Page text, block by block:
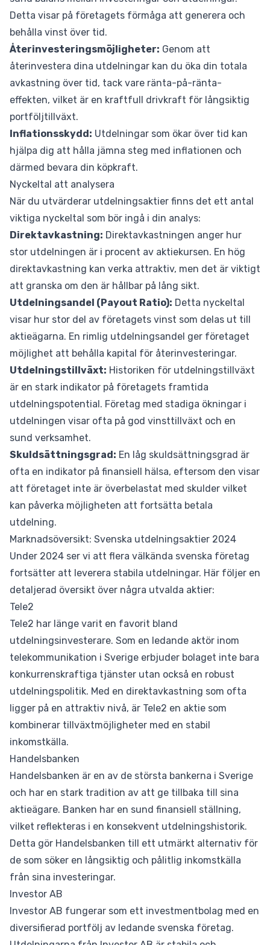
Detta visar på företagets förmåga att generera och
behålla vinst över tid.
Återinvesteringsmöjligheter: Genom att
återinvestera dina utdelningar kan du öka din totala
avkastning över tid, tack vare ränta-på-ränta-
effekten, vilket är en kraftfull drivkraft för långsiktig
portföljtillväxt.
Inflationsskydd: Utdelningar som ökar över tid kan
hjälpa dig att hålla jämna steg med inflationen och
därmed bevara din köpkraft.
Nyckeltal att analysera
När du utvärderar utdelningsaktier finns det ett antal
viktiga nyckeltal som bör ingå i din analys:
Direktavkastning: Direktavkastningen anger hur
stor utdelningen är i procent av aktiekursen. En hög
direktavkastning kan verka attraktiv, men det är viktigt
att granska om den är hållbar på lång sikt.
Utdelningsandel (Payout Ratio): Detta nyckeltal
visar hur stor del av företagets vinst som delas ut till
aktieägarna. En rimlig utdelningsandel ger företaget
möjlighet att behålla kapital för återinvesteringar.
Utdelningstillväxt: Historiken för utdelningstillväxt
är en stark indikator på företagets framtida
utdelningspotential. Företag med stadiga ökningar i
utdelningen visar ofta på god vinsttillväxt och en
sund verksamhet.
Skuldsättningsgrad: En låg skuldsättningsgrad är
ofta en indikator på finansiell hälsa, eftersom den visar
att företaget inte är överbelastat med skulder vilket
kan påverka möjligheten att fortsätta betala
utdelning.
Marknadsöversikt: Svenska utdelningsaktier 2024
Under 2024 ser vi att flera välkända svenska företag
fortsätter att leverera stabila utdelningar. Här följer en
detaljerad översikt över några utvalda aktier:
Tele2
Tele2 har länge varit en favorit bland
utdelningsinvesterare. Som en ledande aktör inom
telekommunikation i Sverige erbjuder bolaget inte bara
konkurrenskraftiga tjänster utan också en robust
utdelningspolitik. Med en direktavkastning som ofta
ligger på en attraktiv nivå, är Tele2 en aktie som
kombinerar tillväxtmöjligheter med en stabil
inkomstkälla.
Handelsbanken
Handelsbanken är en av de största bankerna i Sverige
och har en stark tradition av att ge tillbaka till sina
aktieägare. Banken har en sund finansiell ställning,
vilket reflekteras i en konsekvent utdelningshistorik.
Detta gör Handelsbanken till ett utmärkt alternativ för
de som söker en långsiktig och pålitlig inkomstkälla
från sina investeringar.
Investor AB
Investor AB fungerar som ett investmentbolag med en
diversifierad portfölj av ledande svenska företag.